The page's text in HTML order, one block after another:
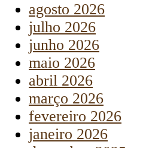
agosto 2026
julho 2026
junho 2026
maio 2026
abril 2026
março 2026
fevereiro 2026
janeiro 2026